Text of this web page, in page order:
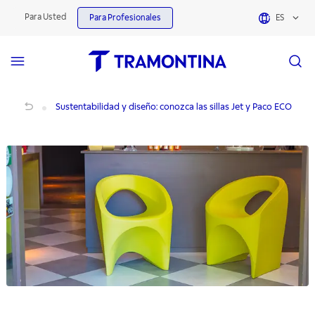
Para Usted Para Profesionales ES
Sustentabilidad y diseño: conozca las sillas Jet y Paco ECO